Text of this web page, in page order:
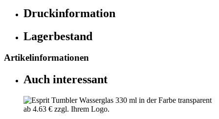
Druckinformation
Lagerbestand
Artikelinformationen
Auch interessant